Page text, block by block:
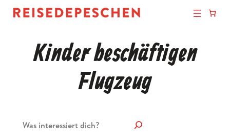
Kinder beschäftigen
Flugzeug